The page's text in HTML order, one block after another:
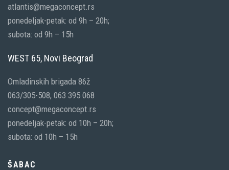
atlantis@megaconcept.rs
ponedeljak-petak: od 9h – 20h;
subota: od 9h – 15h
WEST 65, Novi Beograd
Omladinskih brigada 86ž
063/305-508, 063 395 068
concept@megaconcept.rs
ponedeljak-petak: od 10h – 20h;
subota: od 10h – 15h
ŠABAC